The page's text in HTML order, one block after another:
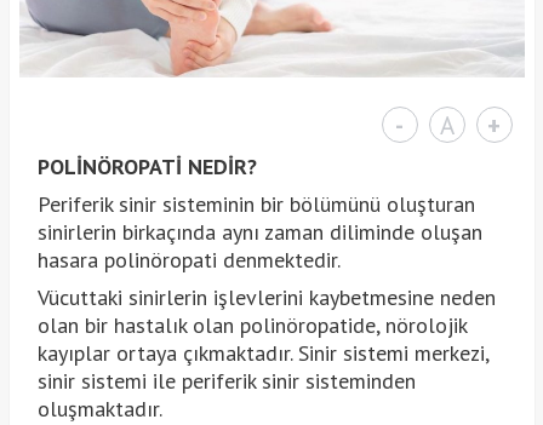
- A +
POLİNÖROPATİ NEDİR?
Periferik sinir sisteminin bir bölümünü oluşturan
sinirlerin birkaçında aynı zaman diliminde oluşan
hasara polinöropati denmektedir.
Vücuttaki sinirlerin işlevlerini kaybetmesine neden
olan bir hastalık olan polinöropatide, nörolojik
kayıplar ortaya çıkmaktadır. Sinir sistemi merkezi,
sinir sistemi ile periferik sinir sisteminden
oluşmaktadır.